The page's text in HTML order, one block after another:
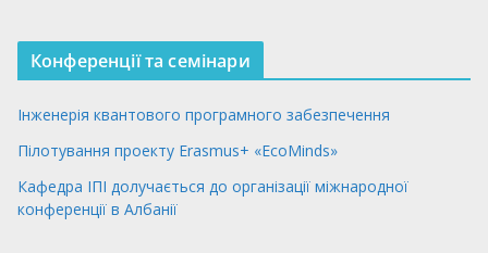
Конференції та семінари
Інженерія квантового програмного забезпечення
Пілотування проекту Erasmus+ «EcoMinds»
Кафедра ІПІ долучається до організації міжнародної
конференції в Албанії